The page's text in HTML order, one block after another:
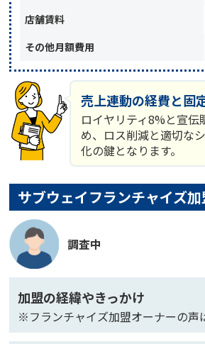
店舗賃料
その他月額費用
売上連動の経費と固
ロイヤリティ8%と宣
め、ロス削減と適切な
化の鍵となります。
サブウェイフランチャイズ
調査中
加盟の経緯やきっかけ
※フランチャイズ加盟オーナーの声